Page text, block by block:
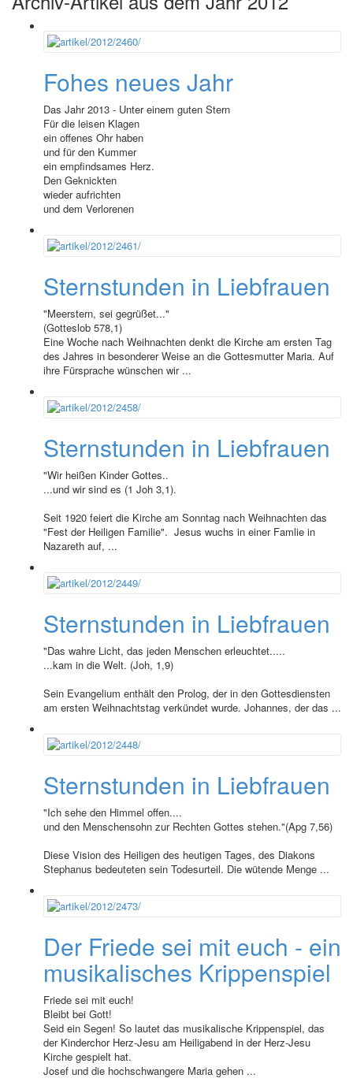
Fohes neues Jahr
Das Jahr 2013 - Unter einem guten Stern
Für die leisen Klagen
ein offenes Ohr haben
und für den Kummer
ein empfindsames Herz.
Den Geknickten
wieder aufrichten
und dem Verlorenen
Sternstunden in Liebfrauen
"Meerstern, sei gegrüßet..."
(Gotteslob 578,1)
Eine Woche nach Weihnachten denkt die Kirche am ersten Tag
des Jahres in besonderer Weise an die Gottesmutter Maria. Auf
ihre Fürsprache wünschen wir ...
Sternstunden in Liebfrauen
"Wir heißen Kinder Gottes..
...und wir sind es (1 Joh 3,1).
Seit 1920 feiert die Kirche am Sonntag nach Weihnachten das
"Fest der Heiligen Familie". Jesus wuchs in einer Famlie in
Nazareth auf, ...
Sternstunden in Liebfrauen
"Das wahre Licht, das jeden Menschen erleuchtet.....
...kam in die Welt. (Joh, 1,9)
Sein Evangelium enthält den Prolog, der in den Gottesdiensten
am ersten Weihnachtstag verkündet wurde. Johannes, der das ...
Sternstunden in Liebfrauen
"Ich sehe den Himmel offen....
und den Menschensohn zur Rechten Gottes stehen."(Apg 7,56)
Diese Vision des Heiligen des heutigen Tages, des Diakons
Stephanus bedeuteten sein Todesurteil. Die wütende Menge ...
Der Friede sei mit euch - ein
musikalisches Krippenspiel
Friede sei mit euch!
Bleibt bei Gott!
Seid ein Segen! So lautet das musikalische Krippenspiel, das
der Kinderchor Herz-Jesu am Heiligabend in der Herz-Jesu
Kirche gespielt hat.
Josef und die hochschwangere Maria gehen ...